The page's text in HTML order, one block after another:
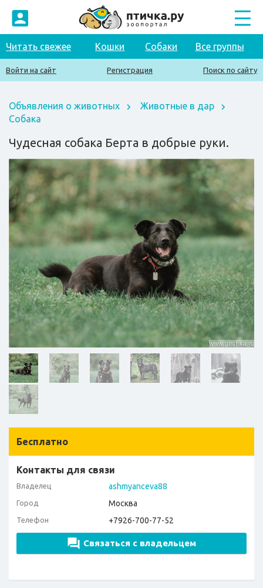
Читать свежее Кошки Собаки Все группы
Войти на сайт Регистрация Поиск по сайту
Объявления о животных
Животные в дар
Собака
Чудесная собака Берта в добрые руки.
Бесплатно
Контакты для связи
Владелец ashmyanceva88
Город Москва
Телефон +7926-700-77-52
Связаться с владельцем